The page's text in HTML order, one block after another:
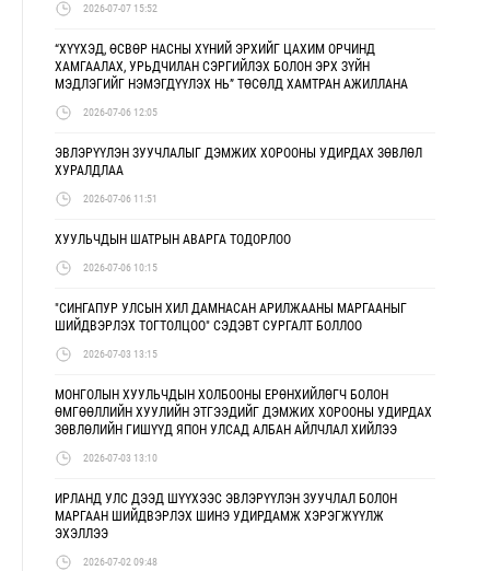
2026-07-07 15:52
“ХҮҮХЭД, ӨСВӨР НАСНЫ ХҮНИЙ ЭРХИЙГ ЦАХИМ ОРЧИНД
ХАМГААЛАХ, УРЬДЧИЛАН СЭРГИЙЛЭХ БОЛОН ЭРХ ЗҮЙН
МЭДЛЭГИЙГ НЭМЭГДҮҮЛЭХ НЬ” ТӨСӨЛД ХАМТРАН АЖИЛЛАНА
2026-07-06 12:05
ЭВЛЭРҮҮЛЭН ЗУУЧЛАЛЫГ ДЭМЖИХ ХОРООНЫ УДИРДАХ ЗӨВЛӨЛ
ХУРАЛДЛАА
2026-07-06 11:51
ХУУЛЬЧДЫН ШАТРЫН АВАРГА ТОДОРЛОО
2026-07-06 10:15
"СИНГАПУР УЛСЫН ХИЛ ДАМНАСАН АРИЛЖААНЫ МАРГААНЫГ
ШИЙДВЭРЛЭХ ТОГТОЛЦОО" СЭДЭВТ СУРГАЛТ БОЛЛОО
2026-07-03 13:15
МОНГОЛЫН ХУУЛЬЧДЫН ХОЛБООНЫ ЕРӨНХИЙЛӨГЧ БОЛОН
ӨМГӨӨЛЛИЙН ХУУЛИЙН ЭТГЭЭДИЙГ ДЭМЖИХ ХОРООНЫ УДИРДАХ
ЗӨВЛӨЛИЙН ГИШҮҮД ЯПОН УЛСАД АЛБАН АЙЛЧЛАЛ ХИЙЛЭЭ
2026-07-03 13:10
ИРЛАНД УЛС ДЭЭД ШҮҮХЭЭС ЭВЛЭРҮҮЛЭН ЗУУЧЛАЛ БОЛОН
МАРГААН ШИЙДВЭРЛЭХ ШИНЭ УДИРДАМЖ ХЭРЭГЖҮҮЛЖ
ЭХЭЛЛЭЭ
2026-07-02 09:48